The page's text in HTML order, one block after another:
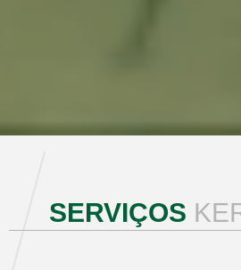
SERVIÇOS